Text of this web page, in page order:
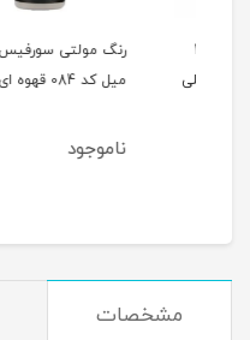
رنگ مولتی سورفیس 120
ناموجود
مشخصات